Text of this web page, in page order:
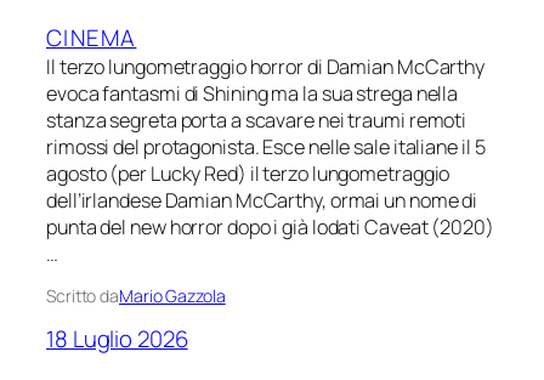
CINEMA
Il terzo lungometraggio horror di Damian McCarthy
evoca fantasmi di Shining ma la sua strega nella
stanza segreta porta a scavare nei traumi remoti
rimossi del protagonista. Esce nelle sale italiane il 5
agosto (per Lucky Red) il terzo lungometraggio
dell’irlandese Damian McCarthy, ormai un nome di
punta del new horror dopo i già lodati Caveat (2020)
…
Scritto daMario Gazzola
18 Luglio 2026